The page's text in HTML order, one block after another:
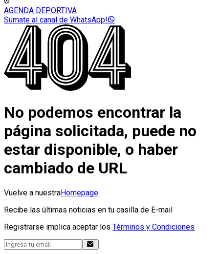
AGENDA DEPORTIVA
Sumate al canal de WhatsApp!
No podemos encontrar la
página solicitada, puede no
estar disponible, o haber
cambiado de URL
Vuelve a nuestraHomepage
Recibe las últimas noticias en tu casilla de E-mail
Registrarse implica aceptar los Términos y Condiciones